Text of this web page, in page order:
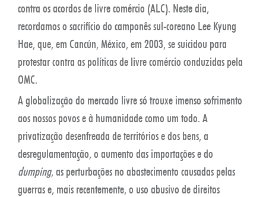
contra os acordos de livre comércio (ALC). Neste dia,
recordamos o sacrifício do camponês sul-coreano Lee Kyung
Hae, que, em Cancún, México, em 2003, se suicidou para
protestar contra as políticas de livre comércio conduzidas pela
OMC.
A globalização do mercado livre só trouxe imenso sofrimento
aos nossos povos e à humanidade como um todo. A
privatização desenfreada de territórios e dos bens, a
desregulamentação, o aumento das importações e do
dumping, as perturbações no abastecimento causadas pelas
guerras e, mais recentemente, o uso abusivo de direitos